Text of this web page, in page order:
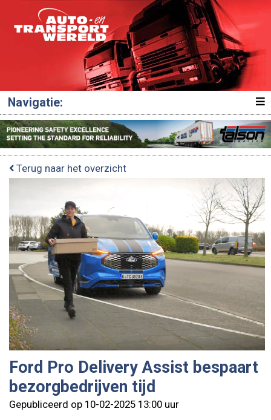
Navigatie:
Terug naar het overzicht
Ford Pro Delivery Assist bespaart
bezorgbedrijven tijd
Gepubliceerd op 10-02-2025 13:00 uur